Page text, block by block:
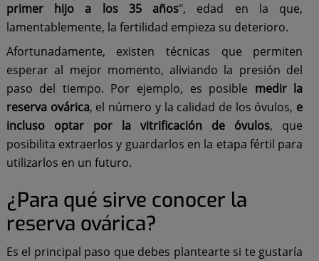
primer hijo a los 35 años", edad en la que,
lamentablemente, la fertilidad empieza su deterioro.
Afortunadamente, existen técnicas que permiten
esperar al mejor momento, aliviando la presión del
paso del tiempo. Por ejemplo, es posible medir la
reserva ovárica, el número y la calidad de los óvulos, e
incluso optar por la vitrificación de óvulos, que
posibilita extraerlos y guardarlos en la etapa fértil para
utilizarlos en un futuro.
¿Para qué sirve conocer la
reserva ovárica?
Es el principal paso que debes plantearte si te gustaría